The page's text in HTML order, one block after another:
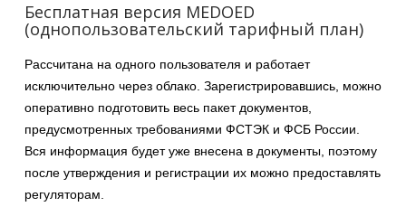
Бесплатная версия MEDOED
(однопользовательский тарифный план)
Рассчитана на одного пользователя и работает
исключительно через облако. Зарегистрировавшись, можно
оперативно подготовить весь пакет документов,
предусмотренных требованиями ФСТЭК и ФСБ России.
Вся информация будет уже внесена в документы, поэтому
после утверждения и регистрации их можно предоставлять
регуляторам.